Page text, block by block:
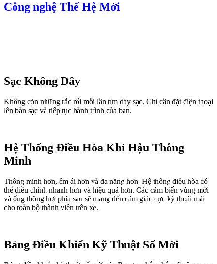
Công nghệ Thế Hệ Mới
Sạc Không Dây
Không còn những rắc rối mỗi lần tìm dây sạc. Chỉ cần đặt điện thoại
lên bàn sạc và tiếp tục hành trình của bạn.
Hệ Thống Điều Hòa Khí Hậu Thông
Minh
Thông minh hơn, êm ái hơn và đa năng hơn. Hệ thống điều hòa có
thể điều chỉnh nhanh hơn và hiệu quả hơn. Các cảm biến vùng mới
và ống thông hơi phía sau sẽ mang đến cảm giác cực kỳ thoải mái
cho toàn bộ thành viên trên xe.
Bảng Điều Khiển Kỹ Thuật Số Mới